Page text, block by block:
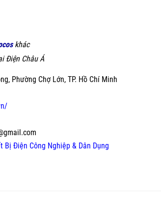
khác
Điện Châu Á
Phường Chợ Lớn, TP. Hồ Chí Minh
Bị Điện Công Nghiệp & Dân Dụng